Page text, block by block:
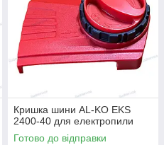
Кришка шини AL-KO EKS
2400-40 для електропили
Готово до відправки